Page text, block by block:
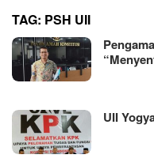
TAG: PSH UII
UII